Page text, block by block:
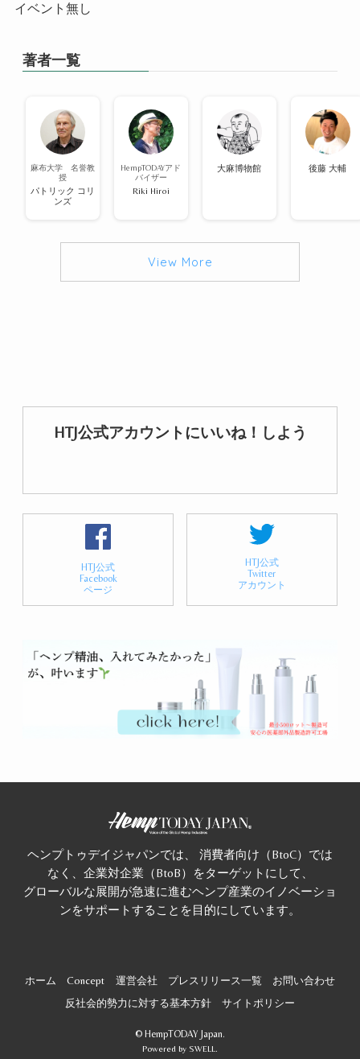
イベント無し
著者一覧
麻布大学 名誉教
授
パトリック コリ
ンズ
HempTODAYアド
バイザー
Riki Hiroi
大麻博物館 後藤 大輔
View More
HTJ公式アカウントにいいね！しよう
HTJ公式
Facebook
ページ
HTJ公式
Twitter
アカウント
ヘンプトゥデイジャパンでは、 消費者向け（BtoC）では
なく、企業対企業（BtoB）をターゲットにして、
グローバルな展開が急速に進むヘンプ産業のイノベーショ
ンをサポートすることを目的にしています。
ホーム Concept 運営会社 プレスリリース一覧
お問い合わせ
反社会的勢力に対する基本方針
サイトポリシー
© HempTODAY Japan.
Powered by SWELL.